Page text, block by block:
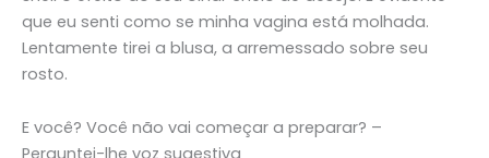
que eu senti como se minha vagina está molhada.
Lentamente tirei a blusa, a arremessado sobre seu
rosto.
E você? Você não vai começar a preparar? –